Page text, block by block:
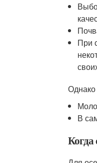
При
В
Когда